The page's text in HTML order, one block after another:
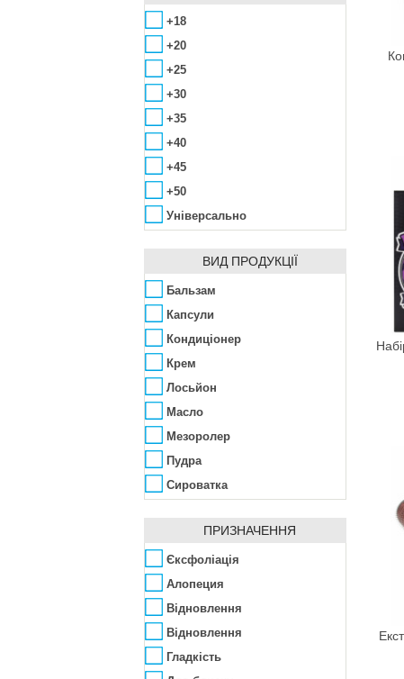
Alpen Dent
Alta Moda
Alter Heideschafer
Amazscent
Ambra
Amouage
Anacis
Angel Schlesser
Anna Lotan
Annick Goutal
Antonio Banderas
ApaCare
Aramis
Archon Vitamin Corporation
Arcocere
Argital
Arkana
Armaf
Armand Basi
Ascania
Aubrey
Avalon Organics
Awesome Colors
Azzaro
Babe Laboratorios
Bademeisterei
Badgley Mischka
Пантенол
Ретинол
Цинк
+18
+20
+25
+30
+35
+40
+45
+50
Універсально
ВИД ПРОДУКЦІЇ
Бальзам
Капсули
Кондиціонер
Крем
Лосьйон
Масло
Мезоролер
Пудра
Сироватка
Таблетки
Шампунь
ПРИЗНАЧЕННЯ
Єксфоліація
Алопеция
Відновлення
Відновлення
Гладкість